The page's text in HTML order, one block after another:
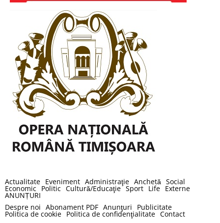
Actualitate Eveniment Administraţie Anchetă Social
Economic Politic Cultură/Educaţie Sport Life Externe
ANUNȚURI
Despre noi Abonament PDF Anunţuri Publicitate
Politica de cookie Politica de confidenţialitate Contact